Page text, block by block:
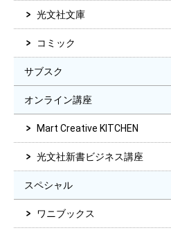
光文社文庫
コミック
サブスク
オンライン講座
Mart Creative KITCHEN
光文社新書ビジネス講座
スペシャル
ワニブックス